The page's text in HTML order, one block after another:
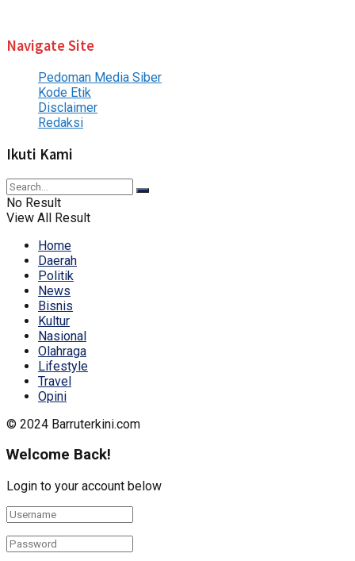
Navigate Site
Pedoman Media Siber
Kode Etik
Disclaimer
Redaksi
Ikuti Kami
No Result
View All Result
Home
Daerah
Politik
News
Bisnis
Kultur
Nasional
Olahraga
Lifestyle
Travel
Opini
© 2024 Barruterkini.com
Welcome Back!
Login to your account below